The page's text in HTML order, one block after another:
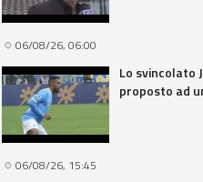
06/08/26, 06:00
Lo svincolato
proposto ad
06/08/26, 15:45